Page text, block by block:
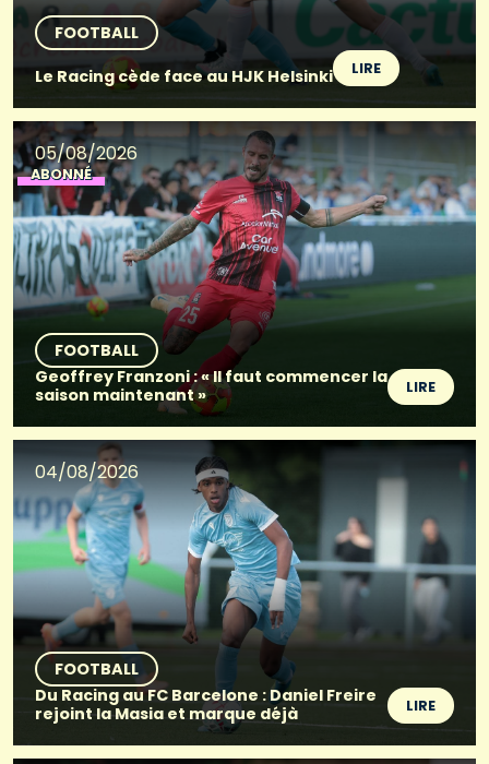
FOOTBALL
Le Racing cède face au HJK Helsinki
LIRE
05/08/2026
ABONNÉ
FOOTBALL
Geoffrey Franzoni : « Il faut commencer la
saison maintenant »
LIRE
04/08/2026
FOOTBALL
Du Racing au FC Barcelone : Daniel Freire
rejoint la Masia et marque déjà
LIRE